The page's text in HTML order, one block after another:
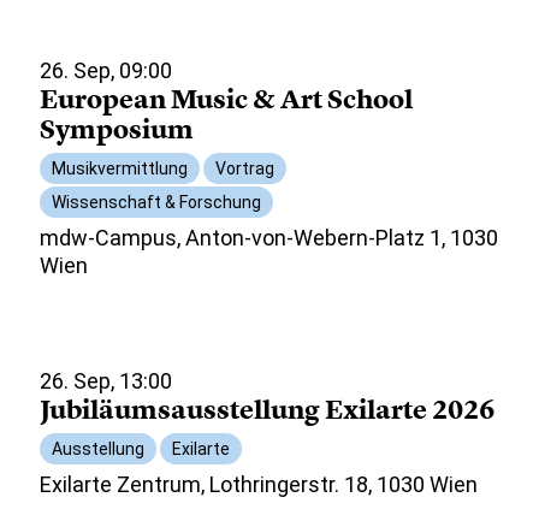
26. Sep, 09:00
European Music & Art School
Symposium
Musikvermittlung
Vortrag
Wissenschaft & Forschung
mdw-Campus, Anton-von-Webern-Platz 1, 1030
Wien
26. Sep, 13:00
Jubiläumsausstellung Exilarte 2026
Ausstellung Exilarte
Exilarte Zentrum, Lothringerstr. 18, 1030 Wien